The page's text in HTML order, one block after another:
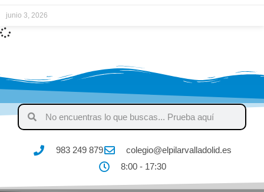
junio 3, 2026
983 249 879
colegio@elpilarvalladolid.es
8:00 - 17:30